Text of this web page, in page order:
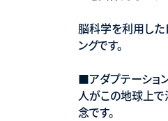
脳科学を利用した
ングです。
■アダプテーショ
人がこの地球上で
念です。